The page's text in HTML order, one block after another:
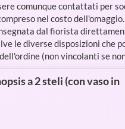
comunque contattati per
nel costo dell'omaggio.
dal fiorista
le diverse disposizioni che
(non vincolanti se
a 2 steli (con vaso in